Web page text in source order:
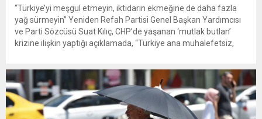
“Türkiye’yi meşgul etmeyin, iktidarın ekmeğine de daha fazla
yağ sürmeyin” Yeniden Refah Partisi Genel Başkan Yardımcısı
ve Parti Sözcüsü Suat Kılıç, CHP’de yaşanan ‘mutlak butlan’
krizine ilişkin yaptığı açıklamada, “Türkiye ana muhalefetsiz,
olun. Türkiye’yi...